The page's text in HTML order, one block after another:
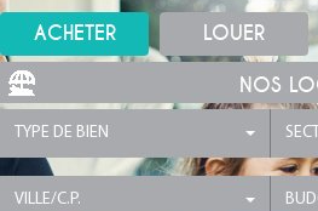
ACHETER LOUER
NOS
TYPE DE BIEN
VILLE/C.P.